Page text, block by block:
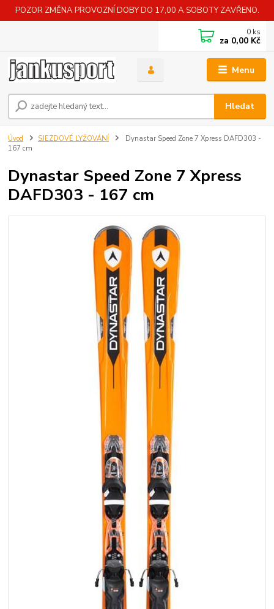
POZOR ZMĚNA PROVOZNÍ DOBY DO 17,00 A SOBOTY ZAVŘENO.
Menu
Hledat
0 ks
za 0,00 Kč
Úvod SJEZDOVÉ LYŽOVÁNÍ
Dynastar Speed Zone 7 Xpress DAFD303 -
167 cm
Dynastar Speed Zone 7 Xpress
DAFD303 - 167 cm